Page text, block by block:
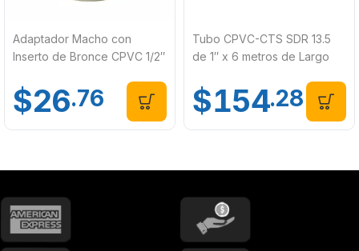
Adaptador Macho con
Inserto de Bronce CPVC 1/2″
$26.76
Tubo CPVC-CTS SDR 13.5
de 1″ x 6 metros de Largo
$154.28